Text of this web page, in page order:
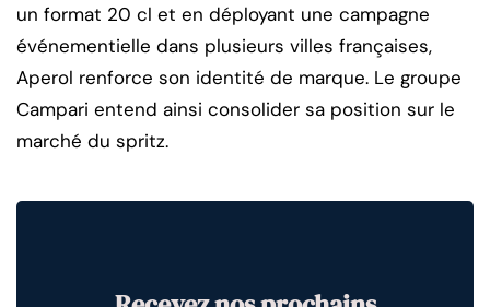
un format 20 cl et en déployant une campagne
événementielle dans plusieurs villes françaises,
Aperol renforce son identité de marque. Le groupe
Campari entend ainsi consolider sa position sur le
marché du spritz.